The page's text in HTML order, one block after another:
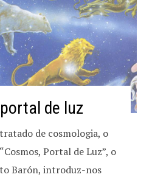
de luz
de cosmologia, o
Portal de Luz”, o
Barón, introduz-nos